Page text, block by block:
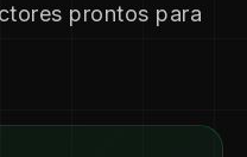
prontos para